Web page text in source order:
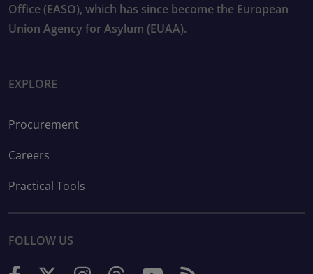
Office (EASO), which has since become the European
Union Agency for Asylum (EUAA).
EXPLORE
Procurement
Careers
Practical Tools
FOLLOW US